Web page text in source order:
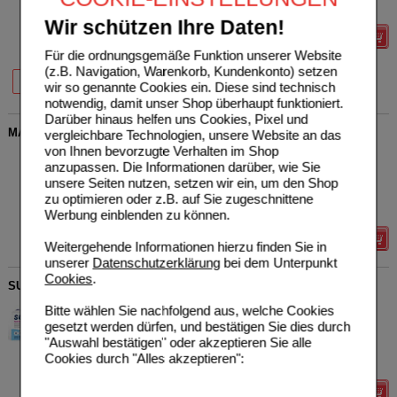
Wir schützen Ihre Daten!
Für die ordnungsgemäße Funktion unserer Website
(z.B. Navigation, Warenkorb, Kundenkonto) setzen
wir so genannte Cookies ein. Diese sind technisch
notwendig, damit unser Shop überhaupt funktioniert.
Darüber hinaus helfen uns Cookies, Pixel und
vergleichbare Technologien, unsere Website an das
von Ihnen bevorzugte Verhalten im Shop
anzupassen. Die Informationen darüber, wie Sie
unsere Seiten nutzen, setzen wir ein, um den Shop
zu optimieren oder z.B. auf Sie zugeschnittene
Werbung einblenden zu können.
Weitergehende Informationen hierzu finden Sie in
unserer Datenschutzerklärungbei dem Unterpunkt
Cookies.
Bitte wählen Sie nachfolgend aus, welche Cookies
gesetzt werden dürfen, und bestätigen Sie dies durch
"Auswahl bestätigen" oder akzeptieren Sie alle
Cookies durch "Alles akzeptieren":
Grundpreis 107,27 €
Details
75 ml
20%
150 ml
20%
MALLEBRIN Konzentrat zum Gurgeln
HERMES Arzneimittel GmbH
01671104
30ml Lösung
AVP***
Unser Preis*
Sie sparen
Grundpreis
Details
SUPERPEP Reise Kaugummi Dragees 20 mg
HERMES Arzneimittel GmbH
07560067
20St Kaugummi
AVP***
Unser Preis * 17,59 €
Sie sparen
Max. Abgabe: